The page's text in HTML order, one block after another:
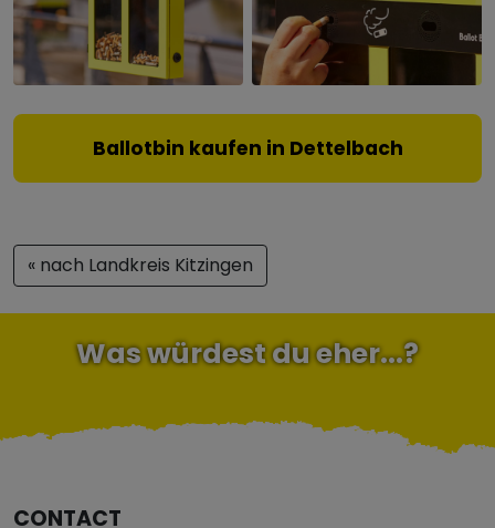
Ballotbin kaufen in Dettelbach
« nach Landkreis Kitzingen
Was würdest du eher...?
CONTACT